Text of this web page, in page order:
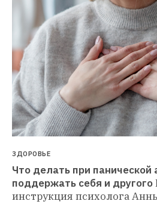
ЗДОРОВЬЕ
Что делать при панической
поддержать себя и другого
инструкция психолога